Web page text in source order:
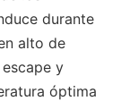
durante
alto de
y
óptima